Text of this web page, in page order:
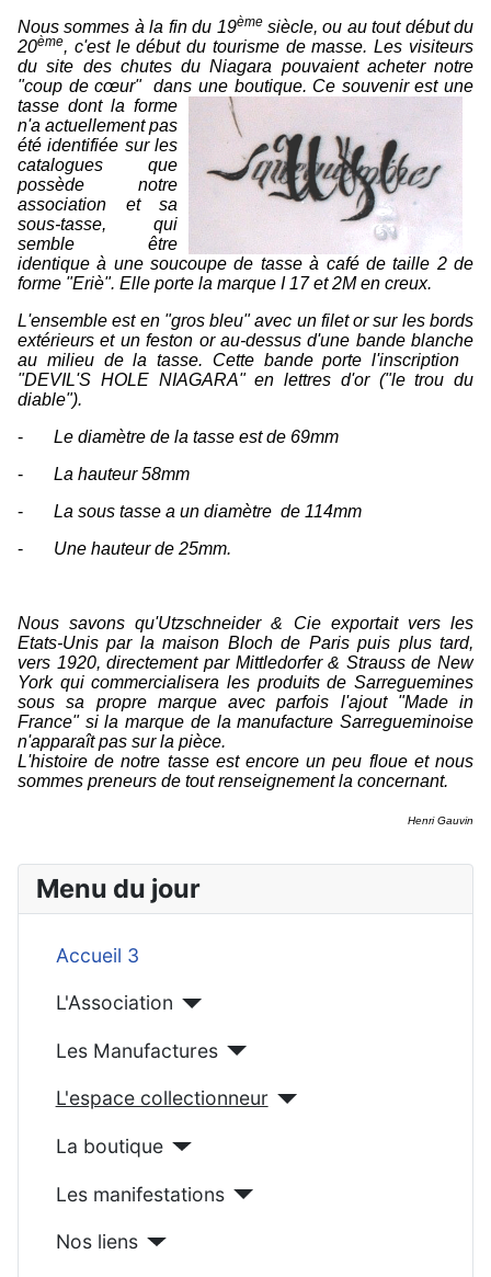
Menu du jour
Accueil 3
L'Association
Les Manufactures
L'espace collectionneur
La boutique
Les manifestations
Nos liens
Nous sommes à la fin du 19èmesiècle, ou au tout début du
20ème, c'est le début du tourisme de masse. Les visiteurs
du site des chutes du Niagara pouvaient acheter notre
"coup de cœur" dans une boutique. Ce souvenir est une
tasse dont la forme
n'a actuellement pas
été identifiée sur les
catalogues que
possède notre
association et sa
sous-tasse, qui
semble être
identique à une soucoupe de tasse à café de taille 2 de
forme "Eriè". Elle porte la marque I 17 et 2M en creux.
L'ensemble est en "gros bleu" avec un filet or sur les bords
extérieurs et un feston or au-dessus d'une bande blanche
au milieu de la tasse. Cette bande porte l'inscription
"DEVIL'S HOLE NIAGARA" en lettres d'or ("le trou du
diable").
- Le diamètre de la tasse est de 69mm
- La hauteur 58mm
- La sous tasse a un diamètre de 114mm
- Une hauteur de 25mm.
Nous savons qu'Utzschneider & Cie exportait vers les
Etats-Unis par la maison Bloch de Paris puis plus tard,
vers 1920, directement par Mittledorfer & Strauss de New
York qui commercialisera les produits de Sarreguemines
sous sa propre marque avec parfois l'ajout "Made in
France" si la marque de la manufacture Sarregueminoise
n'apparaît pas sur la pièce.
L'histoire de notre tasse est encore un peu floue et nous
sommes preneurs de tout renseignement la concernant.
Henri Gauvin